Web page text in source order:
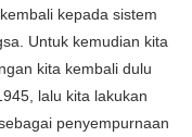
kepada sistem
Untuk kemudian kita
kita kembali dulu
lalu kita lakukan
penyempurnaan